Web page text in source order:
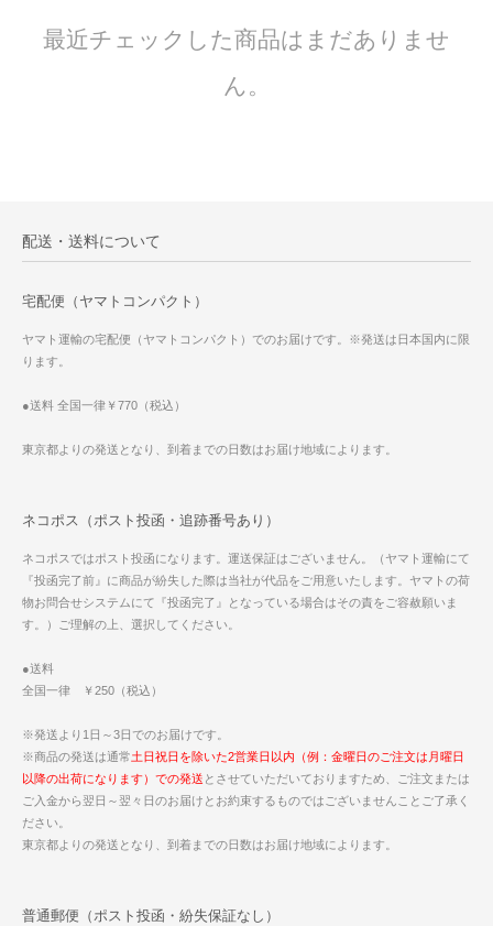
最近チェックした商品はまだありませ
ん。
配送・送料について
宅配便（ヤマトコンパクト）
ヤマト運輸の宅配便（ヤマトコンパクト）でのお届けです。※発送は日本国内に限
ります。
●送料 全国一律￥770（税込）
東京都よりの発送となり、到着までの日数はお届け地域によります。
ネコポス（ポスト投函・追跡番号あり）
ネコポスではポスト投函になります。運送保証はございません。（ヤマト運輸にて
『投函完了前』に商品が紛失した際は当社が代品をご用意いたします。ヤマトの荷
物お問合せシステムにて『投函完了』となっている場合はその責をご容赦願いま
す。）ご理解の上、選択してください。
●送料
全国一律 ￥250（税込）
※発送より1日～3日でのお届けです。
※商品の発送は通常土日祝日を除いた2営業日以内（例：金曜日のご注文は月曜日
以降の出荷になります）での発送 とさせていただいておりますため、ご注文または
ご入金から翌日～翌々日のお届けとお約束するものではございませんことご了承く
ださい。
東京都よりの発送となり、到着までの日数はお届け地域によります。
普通郵便（ポスト投函・紛失保証なし）